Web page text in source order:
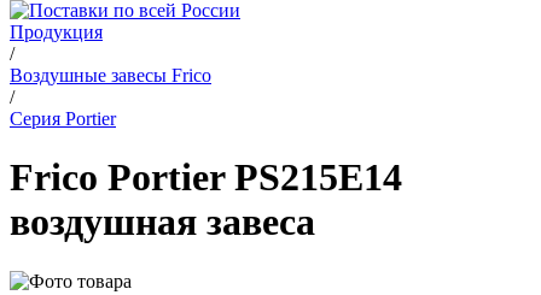
Продукция
/
Воздушные завесы Frico
/
Серия Portier
Frico Portier PS215E14
воздушная завеса